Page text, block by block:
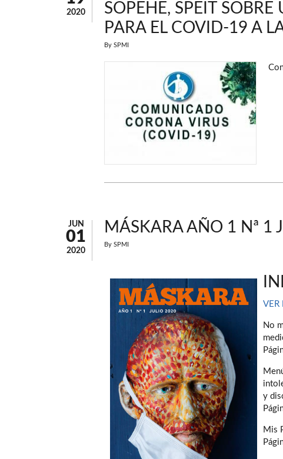
2020
SOPEHE, SPEIT
PARA EL COVID-19 A
By SPMI
JUN
01
2020
MÁSKARA AÑO 1 Nª 1
By SPMI
VER
No
y
Mis